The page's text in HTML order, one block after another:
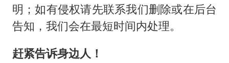
明；如有侵权请先联系我们删除或在后台
告知，我们会在最短时间内处理。
赶紧告诉身边人！